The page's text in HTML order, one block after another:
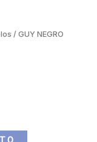
/ GUY NEGRO